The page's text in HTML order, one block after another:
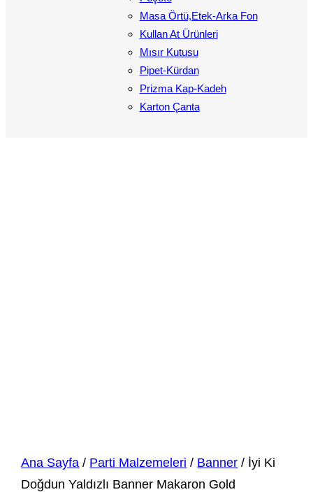
Masa Örtü,Etek-Arka Fon
Kullan At Ürünleri
Mısır Kutusu
Pipet-Kürdan
Prizma Kap-Kadeh
Karton Çanta
Ana Sayfa / Parti Malzemeleri / Banner / İyi Ki
Doğdun Yaldızlı Banner Makaron Gold